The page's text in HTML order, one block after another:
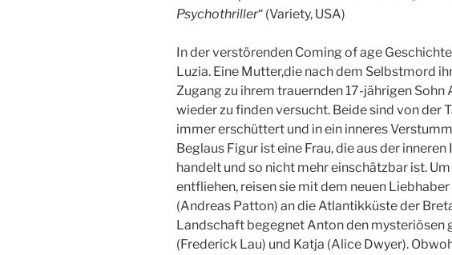
Psychothriller“ (Variety, USA)
In der verstörenden Coming of age
Luzia. Eine Mutter,die nach dem Selbstmord
Zugang zu ihrem trauernden 17-jährigen Sohn
wieder zu finden versucht. Beide sind von der
immer erschüttert und in ein inneres
Beglaus Figur ist eine Frau, die aus der
handelt und so nicht mehr einschätzbar ist.
entfliehen, reisen sie mit dem neuen
(Andreas Patton) an die Atlantikküste der
Landschaft begegnet Anton den mysteriösen
(Frederick Lau) und Katja (Alice Dwyer).